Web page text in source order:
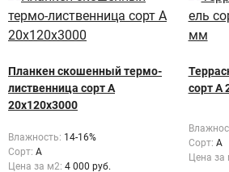
Планкен скошенный термо-
лиственница сорт А
20х120х3000
Влажность: 14-16%
Сорт: А
Цена за м2: 4 000 руб.
сорт А
Сорт: А
Цена за